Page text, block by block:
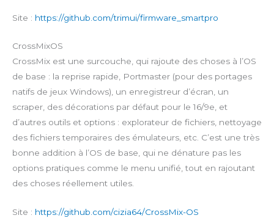
Site : https://github.com/trimui/firmware_smartpro
CrossMixOS
CrossMix est une surcouche, qui rajoute des choses à l’OS
de base : la reprise rapide, Portmaster (pour des portages
natifs de jeux Windows), un enregistreur d’écran, un
scraper, des décorations par défaut pour le 16/9e, et
d’autres outils et options : explorateur de fichiers, nettoyage
des fichiers temporaires des émulateurs, etc. C’est une très
bonne addition à l’OS de base, qui ne dénature pas les
options pratiques comme le menu unifié, tout en rajoutant
des choses réellement utiles.
Site : https://github.com/cizia64/CrossMix-OS